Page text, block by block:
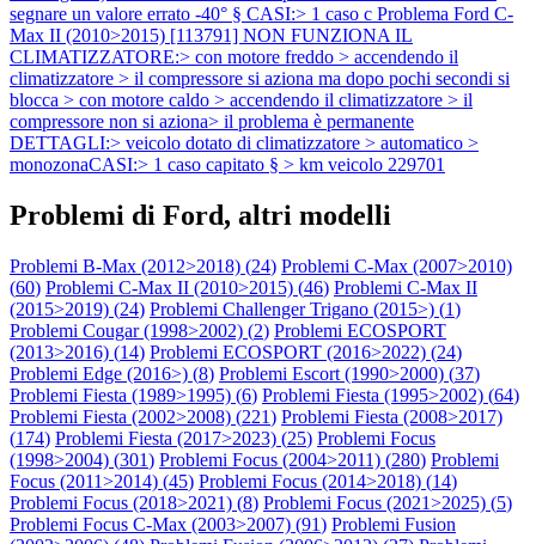
segnare un valore errato -40° § CASI:> 1 caso c Problema Ford C-
Max II (2010>2015) [113791] NON FUNZIONA IL
CLIMATIZZATORE:> con motore freddo > accendendo il
climatizzatore > il compressore si aziona ma dopo pochi secondi si
blocca > con motore caldo > accendendo il climatizzatore > il
compressore non si aziona> il problema è permanente
DETTAGLI:> veicolo dotato di climatizzatore > automatico >
monozonaCASI:> 1 caso capitato § > km veicolo 229701
Problemi di Ford, altri modelli
Problemi B-Max (2012>2018) (24) Problemi C-Max (2007>2010)
(60) Problemi C-Max II (2010>2015) (46) Problemi C-Max II
(2015>2019) (24) Problemi Challenger Trigano (2015>) (1)
Problemi Cougar (1998>2002) (2) Problemi ECOSPORT
(2013>2016) (14) Problemi ECOSPORT (2016>2022) (24)
Problemi Edge (2016>) (8) Problemi Escort (1990>2000) (37)
Problemi Fiesta (1989>1995) (6) Problemi Fiesta (1995>2002) (64)
Problemi Fiesta (2002>2008) (221) Problemi Fiesta (2008>2017)
(174) Problemi Fiesta (2017>2023) (25) Problemi Focus
(1998>2004) (301) Problemi Focus (2004>2011) (280) Problemi
Focus (2011>2014) (45) Problemi Focus (2014>2018) (14)
Problemi Focus (2018>2021) (8) Problemi Focus (2021>2025) (5)
Problemi Focus C-Max (2003>2007) (91) Problemi Fusion